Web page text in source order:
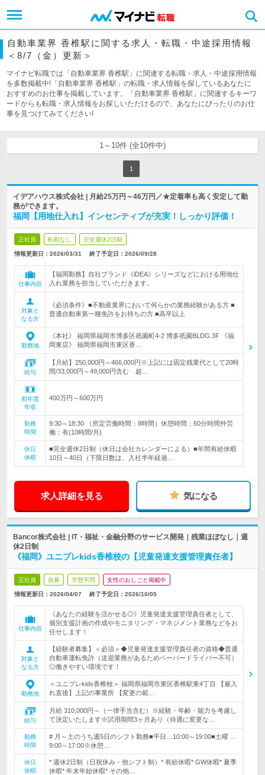
自動車業界 香椎駅に関する求人・転職・中途採用情報
＜8/7（金）更新＞
マイナビ転職では「自動車業界 香椎駅」に関連する転職・求人・中途採用情報
を多数掲載中!「自動車業界 香椎駅」の転職・求人情報を探しているあなたに
おすすめのお仕事を掲載しています。「自動車業界 香椎駅」に関連するキーワ
ードからも転職・求人情報をお探しいただけるので、あなたにぴったりのお仕
事を見つけてみてください!
1～10件 (全10件中)
1
イデアハウス株式会社 | 月給25万円～46万円／★定着率も高く安定して勤
務ができます。
福岡【用地仕入れ】インセンティブが充実！しっかり評価！
正社員 転勤なし 完全週休2日制
情報更新日：2026/03/31 終了予定日： 2026/09/28
仕事内容
【福岡勤務】自社ブランド《iDEA》シリーズなどにおける用地仕
入れ業務を担当していただきます。
対象と
なる方
《必須条件》■不動産業界において何らかの業務経験がある方 ■
普通自動車第一種免許をお持ちの方 ■高卒以上
勤務地
《本社》 福岡県福岡市博多区祇園町4-2 博多祇園BLDG.3F 《福
岡東店》 福岡県福岡市東区香…
給与
【月給】250,000円～466,000円※上記には固定残業代として20時
間/33,000円～49,000円含む 超…
初年度
年収
400万円～600万円
勤務
時間
9:30～18:30 （所定労働時間：8時間）休憩時間：60分時間外労
働：有(10時間/月)
休日
休暇
■完全週休2日制（休日は会社カレンダーによる）■年間有給休暇
10日～40日（下限日数は、入社半年経過…
求人詳細を見る 気になる
Bancor株式会社 | IT・福祉・金融分野のサービス開発｜残業ほぼなし｜週
休2日制
《福岡》ユニプレkids香椎校の【児童発達支援管理責任者】
正社員 急募 学歴不問 女性のおしごと掲載中
情報更新日：2026/04/07 終了予定日： 2026/10/05
仕事内容
《あなたの経験を活かせる◎》児童発達支援管理責任者として、
個別支援計画の作成やモニタリング・マネジメント業務などをお
任せします！
対象と
なる方
【経験者募集】＜必須＞◆児童発達支援管理責任者の資格◆普通
自動車運転免許（送迎業務があるためペーパードライバー不可）
◎働きやすい環境です！
勤務地
＜ユニプレkids香椎校＞ 福岡県福岡市東区香椎駅東4丁目 【雇入
れ直後】上記の事業所 【変更の範…
給与
月給 310,000円～（一律手当含む）※経験・年齢・能力を考慮し
て決定いたします※試用期間3ヶ月あり（待遇に変更な…
勤務
時間
# 月～土のうち週5日のシフト勤務■平日…10:00～19:00■土曜 …
9:00～17:00※休憩…
休日
休暇
* 週休2日制（日祝休み・他シフト制）* 有給休暇* GW休暇* 夏季
休暇* 年末年始休暇* その他…